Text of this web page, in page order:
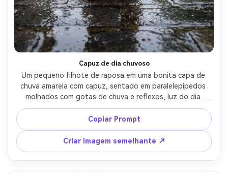
Capuz de dia chuvoso
Um pequeno filhote de raposa em uma bonita capa de
chuva amarela com capuz, sentado em paralelepípedos
molhados com gotas de chuva e reflexos, luz do dia
chuvosa suave, bokeh sutil de poça, filmado em Sony
A7IV com 35mm f/1.4, ângulo baixo, foco nítido nos olhos,
realista bordas de pele molhada, clima cinematográfico
de conto de fadas urbano-AR 4:5
Copiar Prompt
Criar imagem semelhante ↗